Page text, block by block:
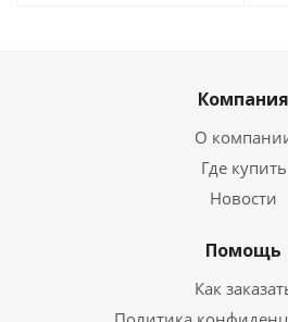
Компания
О
Где купить
Новости
Помощь
Как